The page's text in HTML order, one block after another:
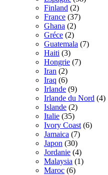
Finland (2)
France (37)
Ghana (2)
Gréce (2)
Guatemala (7)
Haiti (3)
Hongrie (7)
Iran (2)
Iraq (6)
Irlande (9)
Irlande du Nord (4)
Islande (2)
Italie (35)
Ivory Coast (6)
Jamaica (7)
Japon (30)
Jordanie (4)
Malaysia (1)
Maroc (6)